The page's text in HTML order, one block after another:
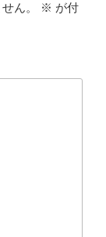
ん。 ※ が付